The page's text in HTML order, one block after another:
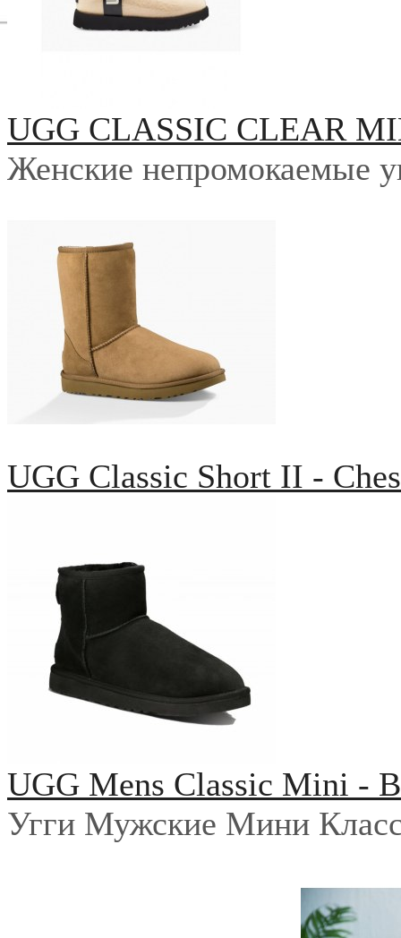
UGG CLASSIC CLEAR
Женские непромокаемые
UGG Classic Short II -
UGG Mens Classic Mini -
Угги Мужские Мини